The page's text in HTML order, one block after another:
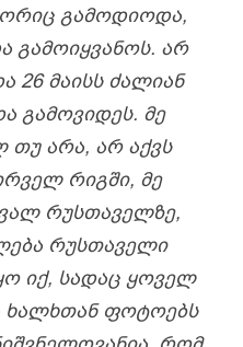
ᲒᲐᲛᲝᲓᲘᲝᲓᲐ,
ᲒᲐᲛᲝᲘᲧᲕᲐᲜᲝᲡ. ᲐᲠ
26 ᲛᲐᲘᲡᲡ ᲫᲐᲚᲘᲐᲜ
ᲒᲐᲛᲝᲕᲘᲓᲔᲡ. ᲛᲔ
ᲗᲣ ᲐᲠᲐ, ᲐᲠ ᲐᲥᲕᲡ
ᲠᲘᲒᲨᲘ, ᲛᲔ
ᲠᲣᲡᲗᲐᲕᲔᲚᲖᲔ,
ᲠᲣᲡᲗᲐᲕᲔᲚᲘ
ᲘᲥ, ᲡᲐᲓᲐᲪ ᲧᲝᲕᲔᲚ
ᲤᲝᲢᲝᲔᲑᲡ